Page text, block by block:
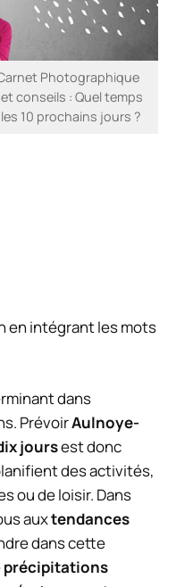
Photographique
conseils : Quel temps
10 prochains jours ?
en intégrant les mots
dans
PrévoirAulnoye-
joursest donc
des activités,
ou de loisir. Dans
auxtendances
dans cette
précipitations